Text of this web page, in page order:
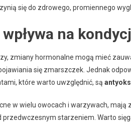
się do zdrowego, promiennego
na
zmiany hormonalne mogą mieć
się zmarszczek. Jednak
które warto uwzględnić, są
w wielu owocach i warzywach,
przedwczesnym starzeniem. Warto